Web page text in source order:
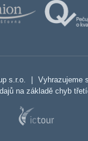
s.r.o. |
Vyhrazujeme
na základě chyb